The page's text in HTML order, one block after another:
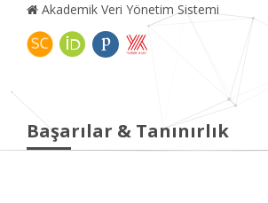
Akademik Veri Yönetim Sistemi
Başarılar & Tanınırlık